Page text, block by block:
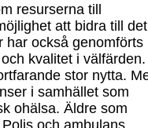
resurserna till
att bidra till det
har också genomförts
kvalitet i välfärden.
stor nytta.
i samhället som
ohälsa. Äldre som
och ambulans